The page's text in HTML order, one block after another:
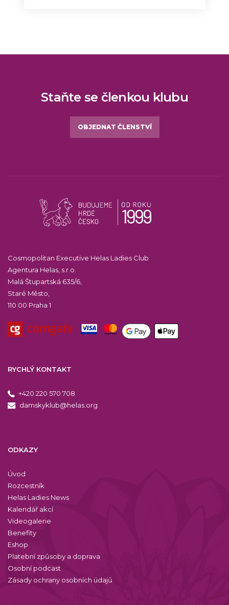
Staňte se členkou klubu
OBJEDNAT ČLENSTVÍ
Cosmopolitan Executive Helas Ladies Club
Agentura Helas, s.r.o.
Malá Štupartská 635/6,
Staré Město,
110 00 Praha 1
RYCHLÝ KONTAKT
+420 220 570 708
damskyklub@helas.org
ODKAZY
Úvod
Rozcestník
Helas Ladies News
Kalendář akcí
Videogalerie
Benefity
Eshop
Platební způsoby a doprava
Osobní podcast
Zásady ochrany osobních údajů